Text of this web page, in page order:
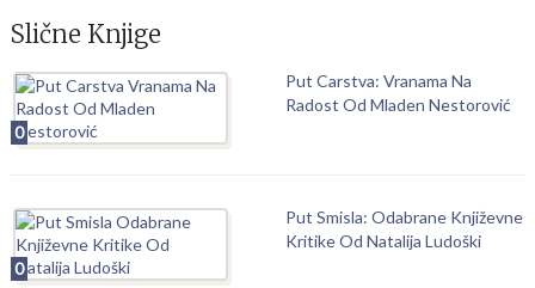
Slične Knjige
0
Put Carstva: Vranama Na
Radost Od Mladen Nestorović
0
Put Smisla: Odabrane Književne
Kritike Od Natalija Ludoški